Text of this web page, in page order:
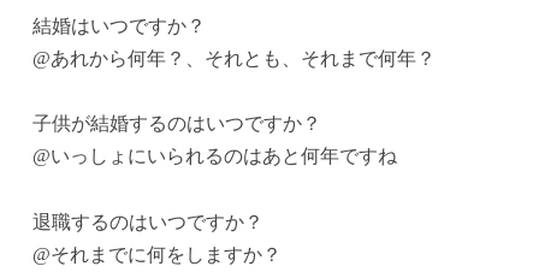
結婚はいつですか？
@あれから何年？、それとも、それまで何年？
子供が結婚するのはいつですか？
@いっしょにいられるのはあと何年ですね
退職するのはいつですか？
@それまでに何をしますか？